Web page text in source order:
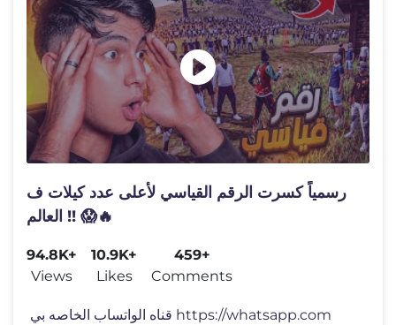
رسمياً كسرت الرقم القياسي لأعلى عدد كيلات ف
العالم !! 😱🔥
94.8K+
Views
10.9K+
Likes
459+
Comments
قناه الواتساب الخاصه بي ‏ https://whatsapp.com